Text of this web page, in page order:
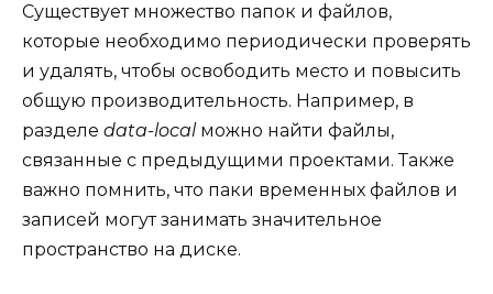
Существует множество папок и файлов,
которые необходимо периодически проверять
и удалять, чтобы освободить место и повысить
общую производительность. Например, в
разделе data-local можно найти файлы,
связанные с предыдущими проектами. Также
важно помнить, что паки временных файлов и
записей могут занимать значительное
пространство на диске.